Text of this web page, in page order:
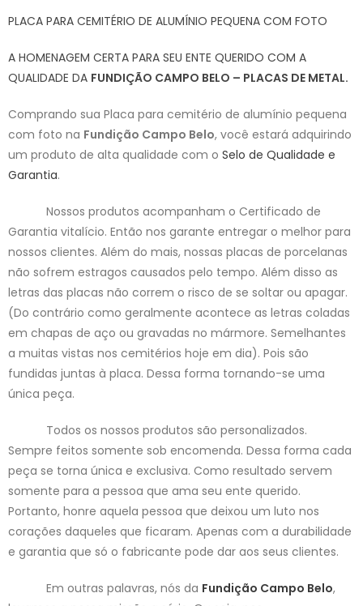
PLACA PARA CEMITÉRIO DE ALUMÍNIO PEQUENA COM FOTO
A HOMENAGEM CERTA PARA SEU ENTE QUERIDO COM A
QUALIDADE DA FUNDIÇÃO CAMPO BELO – PLACAS DE METAL.
Comprando sua Placa para cemitério de alumínio pequena
com foto na Fundição Campo Belo, você estará adquirindo
um produto de alta qualidade com o Selo de Qualidade e
Garantia.
Nossos produtos acompanham o Certificado de
Garantia vitalício. Então nos garante entregar o melhor para
nossos clientes. Além do mais, nossas placas de porcelanas
não sofrem estragos causados pelo tempo. Além disso as
letras das placas não correm o risco de se soltar ou apagar.
(Do contrário como geralmente acontece as letras coladas
em chapas de aço ou gravadas no mármore. Semelhantes
a muitas vistas nos cemitérios hoje em dia). Pois são
fundidas juntas à placa. Dessa forma tornando-se uma
única peça.
Todos os nossos produtos são personalizados.
Sempre feitos somente sob encomenda. Dessa forma cada
peça se torna única e exclusiva. Como resultado servem
somente para a pessoa que ama seu ente querido.
Portanto, honre aquela pessoa que deixou um luto nos
corações daqueles que ficaram. Apenas com a durabilidade
e garantia que só o fabricante pode dar aos seus clientes.
Em outras palavras, nós da Fundição Campo Belo,